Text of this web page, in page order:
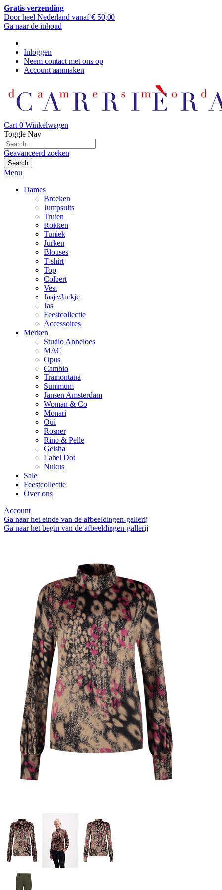
Gratis verzending
Door heel Nederland vanaf € 50,00
Ga naar de inhoud
Inloggen
Neem contact met ons op
Account aanmaken
Cart 0 Winkelwagen
Toggle Nav
Geavanceerd zoeken
Search
Menu
Dames
Broeken
Jumpsuits
Truien
Rokken
Tuniek
Jurken
Blouses
T-shirt
Top
Colbert
Vest
Jasje/Jackje
Jas
Feestcollectie
Accessoires
Merken
Studio Anneloes
MAC
Opus
Cambio
Tramontana
Summum
Jansen Amsterdam
Woman & Co
Monari
Oui
Rosner
Rino & Pelle
Geisha
Label Dot
Nukus
Sale
Feestcollectie
Over ons
Account
Ga naar het einde van de afbeeldingen-gallerij
Ga naar het begin van de afbeeldingen-gallerij